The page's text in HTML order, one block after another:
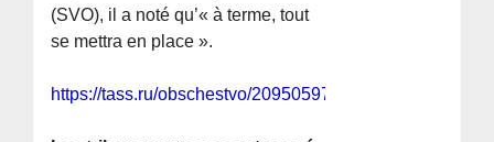
(SVO), il a noté qu’« à terme, tout
se mettra en place ».
https://tass.ru/obschestvo/20950597